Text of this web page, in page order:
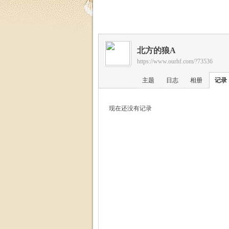
北方的狼A
https://www.ourhf.com/?73536
主题 日志 相册 记录
现在还没有记录